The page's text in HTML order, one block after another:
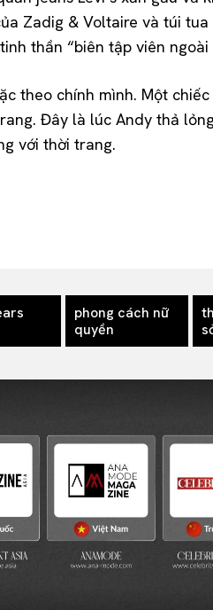
Zadig & Voltaire và túi
thần “biên tập viên ngoài
theo chính mình. Một
Đây là lúc Andy thả
với thời trang.
phong cách nữ
quyền